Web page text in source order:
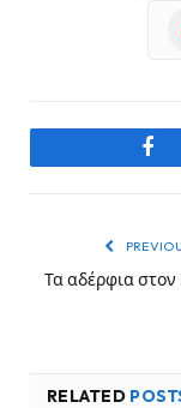
Τα αδέρφια
RELATED